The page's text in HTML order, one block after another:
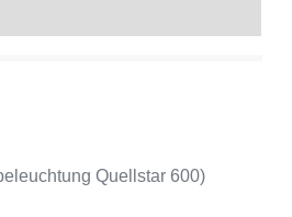
Quellstar 600)